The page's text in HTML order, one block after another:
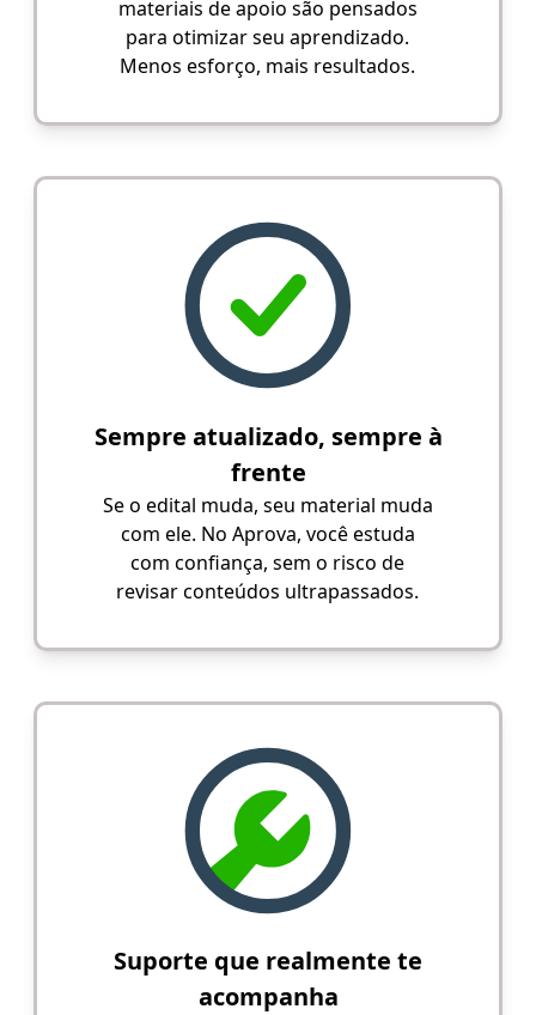
materiais de apoio são pensados
para otimizar seu aprendizado.
Menos esforço, mais resultados.
Sempre atualizado, sempre à
frente
Se o edital muda, seu material muda
com ele. No Aprova, você estuda
com confiança, sem o risco de
revisar conteúdos ultrapassados.
Suporte que realmente te
acompanha